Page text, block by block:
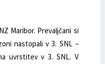
Maribor. Prevaljčani si
nastopali v 3. SNL –
uvrstitev v 3. SNL. V